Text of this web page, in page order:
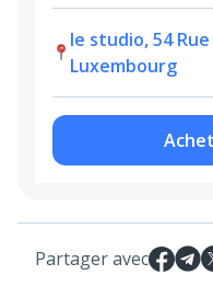
le studio, 54
Luxembourg
Partager avec